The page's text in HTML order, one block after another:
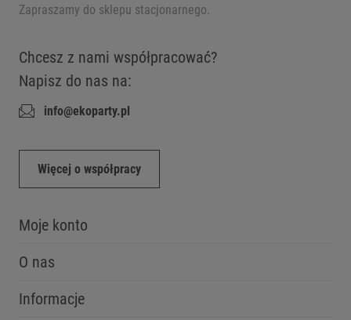
Zapraszamy do sklepu stacjonarnego.
Chcesz z nami współpracować?
Napisz do nas na:
info@ekoparty.pl
Więcej o współpracy
Moje konto
O nas
Informacje